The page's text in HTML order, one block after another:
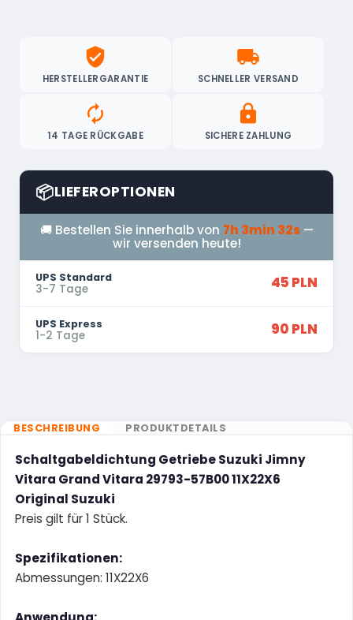
verified_user
HERSTELLERGARANTIE
local_shipping
SCHNELLER VERSAND
autorenew
14 TAGE RÜCKGABE
lock
SICHERE ZAHLUNG
📦LIEFEROPTIONEN
🚚 Bestellen Sie innerhalb von7h 3min 31s—
wir versenden heute!
UPS Standard
3-7 Tage 45 PLN
UPS Express
1-2 Tage 90 PLN
BESCHREIBUNG PRODUKTDETAILS
Schaltgabeldichtung Getriebe Suzuki Jimny
Vitara Grand Vitara 29793-57B00 11X22X6
Original Suzuki
Preis gilt für 1 Stück.
Spezifikationen:
Abmessungen: 11X22X6